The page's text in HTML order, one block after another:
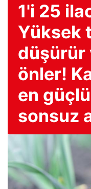
1'i 25
Yüksek
düşürür
önler!
en
sonsuz